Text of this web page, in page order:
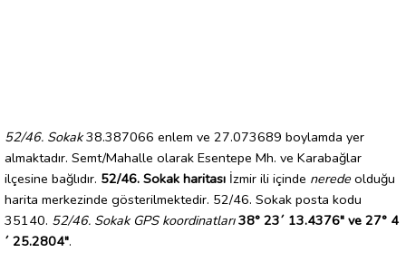
52/46. Sokak38.387066 enlem ve 27.073689 boylamda yer
almaktadır. Semt/Mahalle olarak Esentepe Mh. ve Karabağlar
ilçesine bağlıdır. 52/46. Sokak haritası İzmir ili içinde nerede olduğu
harita merkezinde gösterilmektedir. 52/46. Sokak posta kodu
35140. 52/46. Sokak GPS koordinatları 38° 23´ 13.4376" ve 27° 4
´ 25.2804".